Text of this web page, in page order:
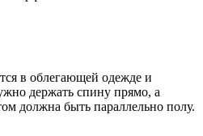
в облегающей одежде и
держать спину прямо, а
должна быть параллельно полу.